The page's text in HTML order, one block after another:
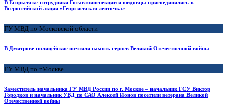
В Егорьевске сотрудники Госавтоинспекции и юидовцы присоединились к
Всероссийской акции «Георгиевская ленточка»
ГУ МВД по Московской области
В Дмитрове полицейские почтили память героев Великой Отечественной войны
ГУ МВД по г.Москве
Заместитель начальника ГУ МВД России по г. Москве – начальник ГСУ Виктор
Городков и начальник УВД по САО Алексей Ионов посетили ветерана Великой
Отечественной войны